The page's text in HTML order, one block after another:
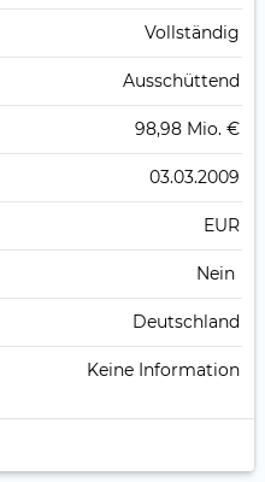
Vollständig
Ausschüttend
98,98 Mio. €
03.03.2009
EUR
Nein
Deutschland
Keine Information